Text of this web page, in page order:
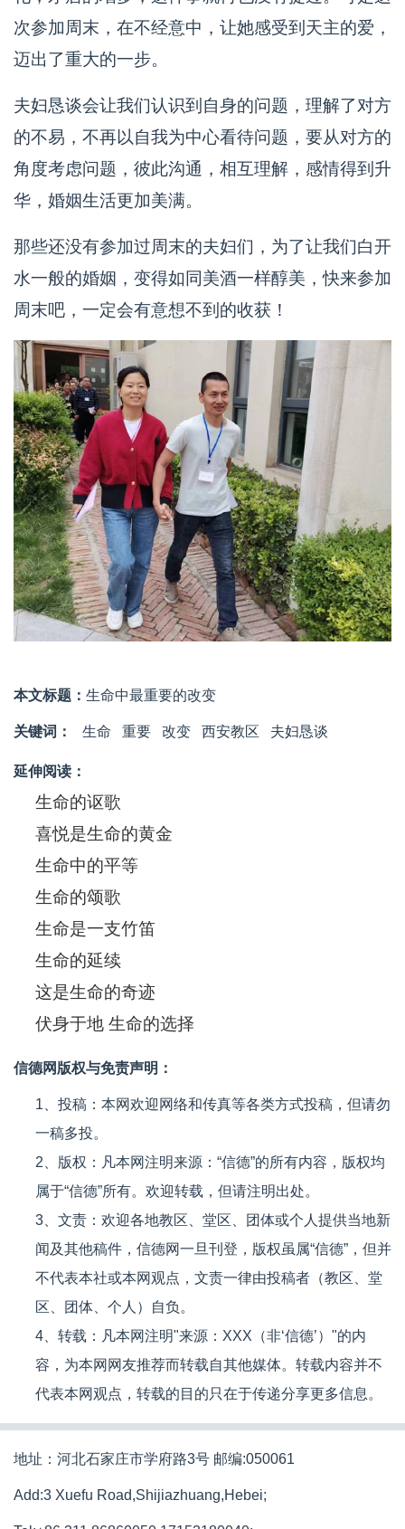
次参加周末，在不经意中，让她感受到天主的爱，
迈出了重大的一步。
夫妇恳谈会让我们认识到自身的问题，理解了对方
的不易，不再以自我为中心看待问题，要从对方的
角度考虑问题，彼此沟通，相互理解，感情得到升
华，婚姻生活更加美满。
那些还没有参加过周末的夫妇们，为了让我们白开
水一般的婚姻，变得如同美酒一样醇美，快来参加
周末吧，一定会有意想不到的收获！
本文标题： 生命中最重要的改变
关键词： 生命 重要 改变 西安教区 夫妇恳谈
延伸阅读：
生命的讴歌
喜悦是生命的黄金
生命中的平等
生命的颂歌
生命是一支竹笛
生命的延续
这是生命的奇迹
伏身于地 生命的选择
信德网版权与免责声明：
1、投稿：本网欢迎网络和传真等各类方式投稿，但请勿
一稿多投。
2、版权：凡本网注明来源：“信德”的所有内容，版权均
属于“信德”所有。欢迎转载，但请注明出处。
3、文责：欢迎各地教区、堂区、团体或个人提供当地新
闻及其他稿件，信德网一旦刊登，版权虽属“信德”，但并
不代表本社或本网观点，文责一律由投稿者（教区、堂
区、团体、个人）自负。
4、转载：凡本网注明"来源：XXX（非‘信德’）"的内
容，为本网网友推荐而转载自其他媒体。转载内容并不
代表本网观点，转载的目的只在于传递分享更多信息。
地址：河北石家庄市学府路3号 邮编:050061
Add:3 Xuefu Road,Shijiazhuang,Hebei;